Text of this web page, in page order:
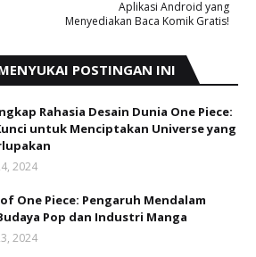
Aplikasi Android yang
Menyediakan Baca Komik Gratis!
POSTINGAN INI
Rahasia Desain Dunia One Piece:
untuk Menciptakan Universe yang
2024
One Piece: Pengaruh Mendalam
Pop dan Industri Manga
2024